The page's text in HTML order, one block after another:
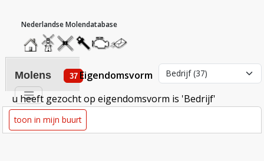
homemolendatabase
roedendatabase
assendatabase
motorendatabase
stuur
een
eigendomsvorm
molens 37
u heeft gezocht op eigendomsvorm is 'Bedrijf'
toon in mijn buurt